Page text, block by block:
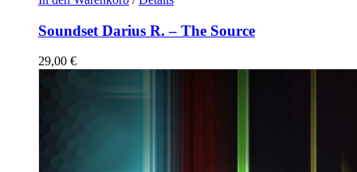
Soundset Darius R. – The Source
29,00 €